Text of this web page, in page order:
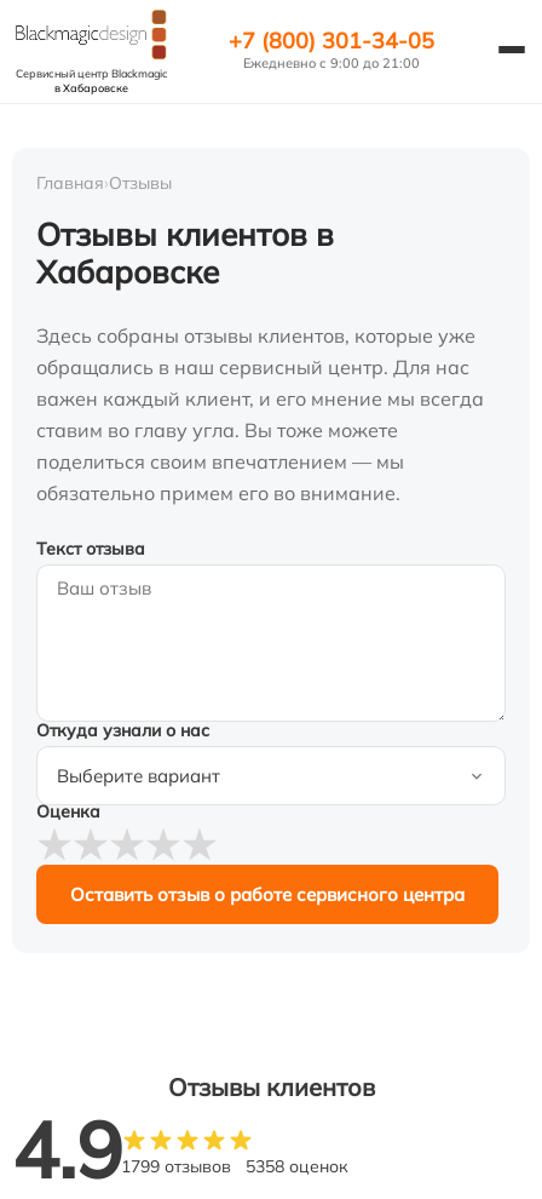
Сервисный центр Blackmagic
в Хабаровске
+7 (800) 301-34-05
Ежедневно с 9:00 до 21:00
Главная›Отзывы
Отзывы клиентов в
Хабаровске
Здесь собраны отзывы клиентов, которые уже
обращались в наш сервисный центр. Для нас
важен каждый клиент, и его мнение мы всегда
ставим во главу угла. Вы тоже можете
поделиться своим впечатлением — мы
обязательно примем его во внимание.
Текст отзыва
Откуда узнали о нас
Оценка
Оставить отзыв о работе сервисного центра
Отзывы клиентов
4.91799 отзывов 5358 оценок